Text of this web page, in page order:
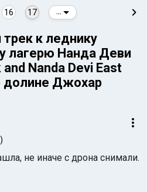
16 17
к леднику
лагерю Нанда Деви
Nanda Devi East
долине Джохар
не иначе с дрона снимали.